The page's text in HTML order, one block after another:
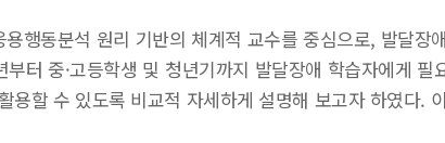
행동분석 원리 기반의 체계적 교수를 중심으로, 발달
터 중·고등학생 및 청년기까지 발달장애 학습자에게
할 수 있도록 비교적 자세하게 설명해 보고자 하였다.